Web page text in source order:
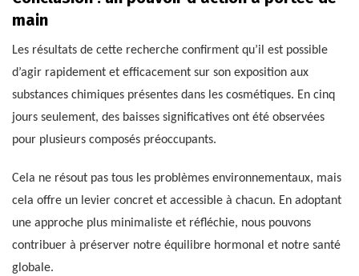
main
Les résultats de cette recherche confirment qu’il est possible
d’agir rapidement et efficacement sur son exposition aux
substances chimiques présentes dans les cosmétiques. En cinq
jours seulement, des baisses significatives ont été observées
pour plusieurs composés préoccupants.
Cela ne résout pas tous les problèmes environnementaux, mais
cela offre un levier concret et accessible à chacun. En adoptant
une approche plus minimaliste et réfléchie, nous pouvons
contribuer à préserver notre équilibre hormonal et notre santé
globale.